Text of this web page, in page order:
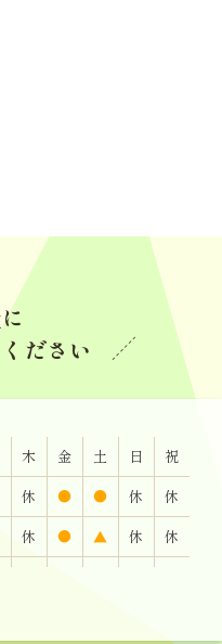
させる方法
いて
の使用について
ださい
木 金 土 日
祝
休 ● ● 休
休
休 ● ▲ 休 休